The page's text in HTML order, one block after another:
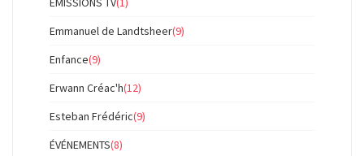
Emmanuel de Landtsheer(9)
Enfance(9)
Erwann Créac'h(12)
Esteban Frédéric(9)
ÉVÉNEMENTS(8)